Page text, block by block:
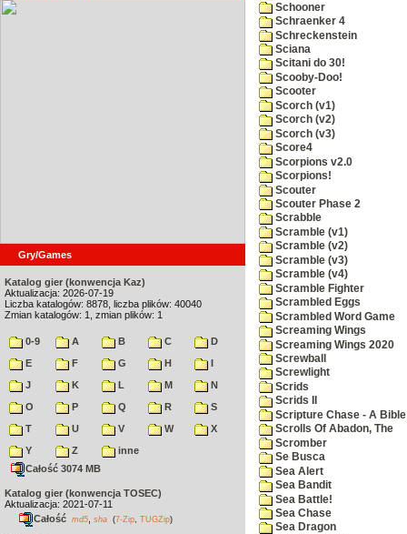
Gry/Games
Katalog gier (konwencja Kaz)
Aktualizacja: 2026-07-19
Liczba katalogów: 8878, liczba plików: 40040
Zmian katalogów: 1, zmian plików: 1
0-9 A B C
D
E
F G H
I
J
K L M
N
O
P Q R
S
T
U V W
X
Y
Z
inne
Całość 3074 MB
Katalog gier (konwencja TOSEC)
Aktualizacja: 2021-07-11
Całość md5 sha (7-Zip TUGZip)
Schooner
Schraenker 4
Schreckenstein
Sciana
Scitani do 30!
Scooby-Doo!
Scooter
Scorch (v1)
Scorch (v2)
Scorch (v3)
Score4
Scorpions v2.0
Scorpions!
Scouter
Scouter Phase 2
Scrabble
Scramble (v1)
Scramble (v2)
Scramble (v3)
Scramble (v4)
Scramble Fighter
Scrambled Eggs
Scrambled Word Game
Screaming Wings
Screaming Wings 2020
Screwball
Screwlight
Scrids
Scrids II
Scripture Chase - A Bible
Scrolls Of Abadon, The
Scromber
Se Busca
Sea Alert
Sea Bandit
Sea Battle!
Sea Chase
Sea Dragon